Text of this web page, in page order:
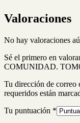
Valoraciones
No hay valoraciones
Sé el primero en
COMUNIDAD.
Tu dirección de correo
requeridos están
Tu puntuación *